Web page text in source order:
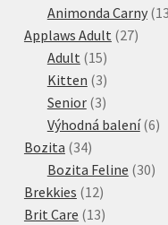
produktů
Animonda Carny 13
Applaws Adult 2727
Adult 1515
produktů
Kitten 33
produkty
Senior 33
produkty
Výhodná balení 66
Bozita 3434
produktů
Bozita Feline 3030
Brekkies 1212
produktů
Brit Care 1313